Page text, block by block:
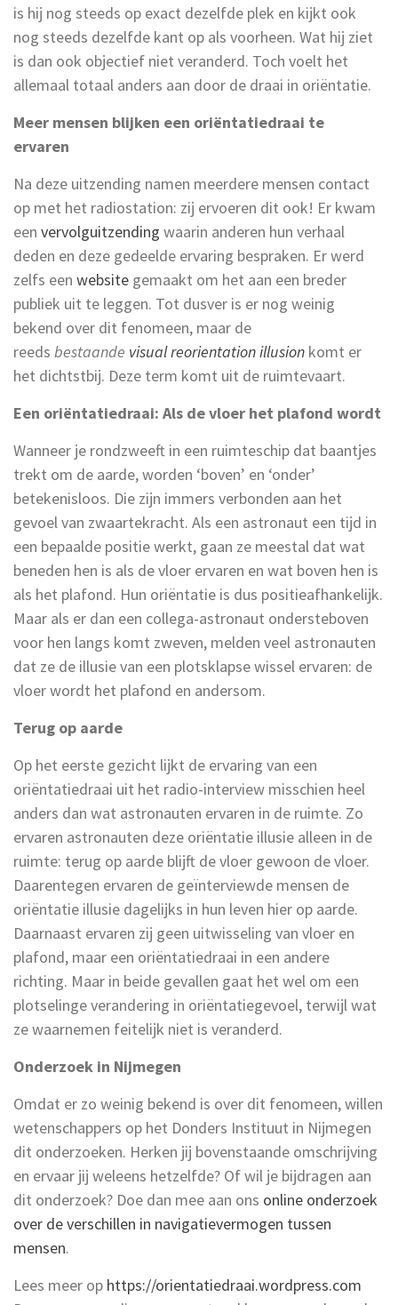
is hij nog steeds op exact dezelfde plek en kijkt ook
nog steeds dezelfde kant op als voorheen. Wat hij ziet
is dan ook objectief niet veranderd. Toch voelt het
allemaal totaal anders aan door de draai in oriëntatie.
Meer mensen blijken een oriëntatiedraai te
ervaren
Na deze uitzending namen meerdere mensen contact
op met het radiostation: zij ervoeren dit ook! Er kwam
een vervolguitzending waarin anderen hun verhaal
deden en deze gedeelde ervaring bespraken. Er werd
zelfs een website gemaakt om het aan een breder
publiek uit te leggen. Tot dusver is er nog weinig
bekend over dit fenomeen, maar de
reeds bestaande visual reorientation illusion komt er
het dichtstbij. Deze term komt uit de ruimtevaart.
Een oriëntatiedraai: Als de vloer het plafond wordt
Wanneer je rondzweeft in een ruimteschip dat baantjes
trekt om de aarde, worden ‘boven’ en ‘onder’
betekenisloos. Die zijn immers verbonden aan het
gevoel van zwaartekracht. Als een astronaut een tijd in
een bepaalde positie werkt, gaan ze meestal dat wat
beneden hen is als de vloer ervaren en wat boven hen is
als het plafond. Hun oriëntatie is dus positieafhankelijk.
Maar als er dan een collega-astronaut ondersteboven
voor hen langs komt zweven, melden veel astronauten
dat ze de illusie van een plotsklapse wissel ervaren: de
vloer wordt het plafond en andersom.
Terug op aarde
Op het eerste gezicht lijkt de ervaring van een
oriëntatiedraai uit het radio-interview misschien heel
anders dan wat astronauten ervaren in de ruimte. Zo
ervaren astronauten deze oriëntatie illusie alleen in de
ruimte: terug op aarde blijft de vloer gewoon de vloer.
Daarentegen ervaren de geïnterviewde mensen de
oriëntatie illusie dagelijks in hun leven hier op aarde.
Daarnaast ervaren zij geen uitwisseling van vloer en
plafond, maar een oriëntatiedraai in een andere
richting. Maar in beide gevallen gaat het wel om een
plotselinge verandering in oriëntatiegevoel, terwijl wat
ze waarnemen feitelijk niet is veranderd.
Onderzoek in Nijmegen
Omdat er zo weinig bekend is over dit fenomeen, willen
wetenschappers op het Donders Instituut in Nijmegen
dit onderzoeken. Herken jij bovenstaande omschrijving
en ervaar jij weleens hetzelfde? Of wil je bijdragen aan
dit onderzoek? Doe dan mee aan ons online onderzoek
over de verschillen in navigatievermogen tussen
mensen.
Lees meer op https://orientatiedraai.wordpress.com